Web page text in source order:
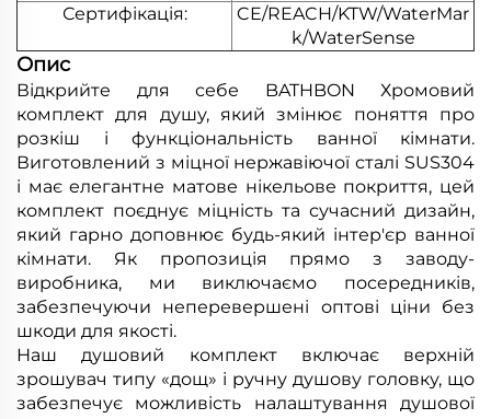
Сертифікація:
CE/REACH/KTW/WaterMar
k/WaterSense
Опис
Відкрийте для себе BATHBON Хромовий
комплект для душу, який змінює поняття про
розкіш і функціональність ванної кімнати.
Виготовлений з міцної нержавіючої сталі SUS304
і має елегантне матове нікельове покриття, цей
комплект поєднує міцність та сучасний дизайн,
який гарно доповнює будь-який інтер'єр ванної
кімнати. Як пропозиція прямо з заводу-
виробника, ми виключаємо посередників,
забезпечуючи неперевершені оптові ціни без
шкоди для якості.
Наш душовий комплект включає верхній
зрошувач типу «дощ» і ручну душову головку, що
забезпечує можливість налаштування душової